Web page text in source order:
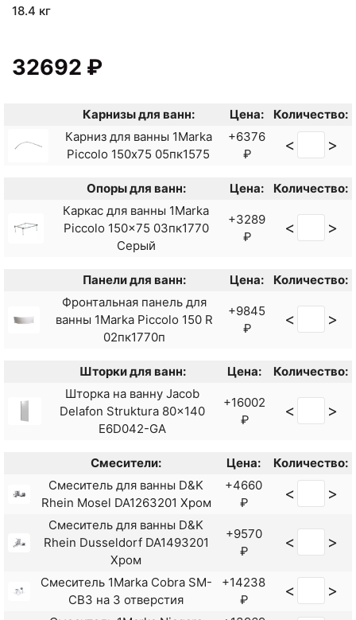
18.4 кг
32692 ₽
Карнизы для ванн: Цена:
Количество:
Карниз для ванны 1Marka
Piccolo 150х75 05пк1575
+6376
₽
< >
Опоры для ванн: Цена:
Количество:
Каркас для ванны 1Marka
Piccolo 150x75 03пк1770
Серый
+3289
₽
< >
Панели для ванн: Цена:
Количество:
Фронтальная панель для
ванны 1Marka Piccolo 150 R
02пк1770п
+9845
₽
< >
Шторки для ванн: Цена:
Количество:
Шторка на ванну Jacob
Delafon Struktura 80x140
E6D042-GA
+16002
₽
< >
Смесители: Цена:
Количество:
Смеситель для ванны D&K
Rhein Mosel DA1263201 Хром
+4660
₽
< >
Смеситель для ванны D&K
Rhein Dusseldorf DA1493201
Хром
+9570
₽
< >
Смеситель 1Marka Cobra SM-
CB3 на 3 отверстия
+14238
₽
< >